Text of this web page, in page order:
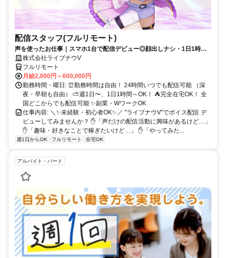
配信スタッフ(フルリモート)
声を使ったお仕事｜スマホ1台で配信デビュー◎顔出しナシ・1日1時間
～OK♪
株式会社ライブナウV
フルリモート
月給2,000円～600,000円
勤務時間・曜日: ⏰勤務時間は自由！ 24時間いつでも配信可能 （深
夜・早朝も自由） ⛅週1日〜、1日1時間～OK！ ⛺完全在宅OK！ 全
国どこからでも配信可能 ✨副業・WワークOK
仕事内容: ＼✨未経験・初心者OK✨／ "ライブナウV"でボイス配信 デ
ビューしてみませんか？ ✋「声だけの配信活動に興味があるけど…」
✋「趣味・好きなことで稼ぎたいけど…」 ✋「やってみた...
週1日からOK フルリモート 在宅OK
アルバイト・パート